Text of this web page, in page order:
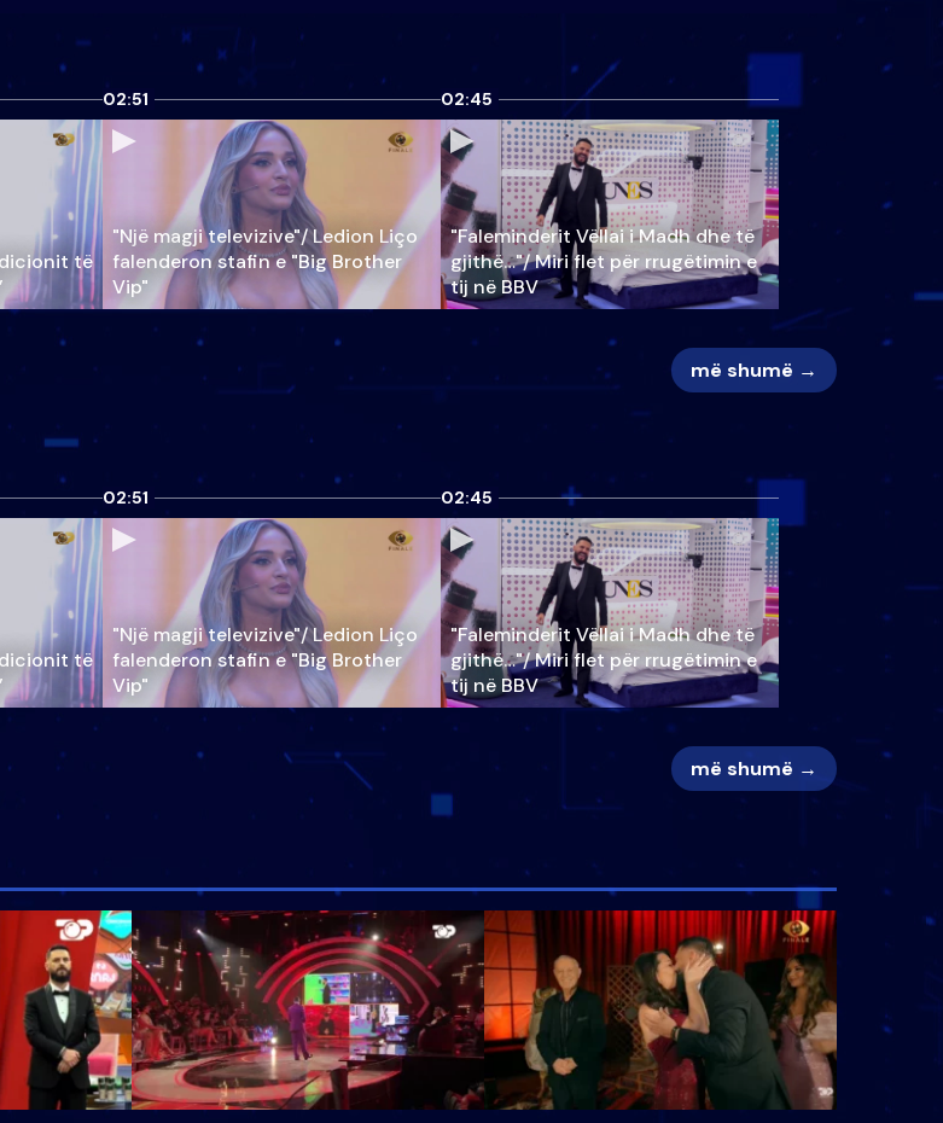
të
02:51
"Një magji televizive"/ Ledion Liço
falenderon stafin e "Big Brother
Vip"
02:45
"Faleminderit Vëllai i Madh dhe të
gjithë…"/ Miri flet për rrugëtimin e
tij në BBV
më shumë →
të
02:51
"Një magji televizive"/ Ledion Liço
falenderon stafin e "Big Brother
Vip"
02:45
"Faleminderit Vëllai i Madh dhe të
gjithë…"/ Miri flet për rrugëtimin e
tij në BBV
më shumë →